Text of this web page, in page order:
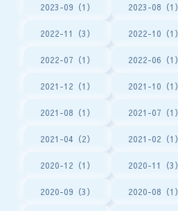
2023-09（1） 2023-08（1）
2022-11（3） 2022-10（1）
2022-07（1） 2022-06（1）
2021-12（1） 2021-10（1）
2021-08（1） 2021-07（1）
2021-04（2） 2021-02（1）
2020-12（1） 2020-11（3）
2020-09（3） 2020-08（1）